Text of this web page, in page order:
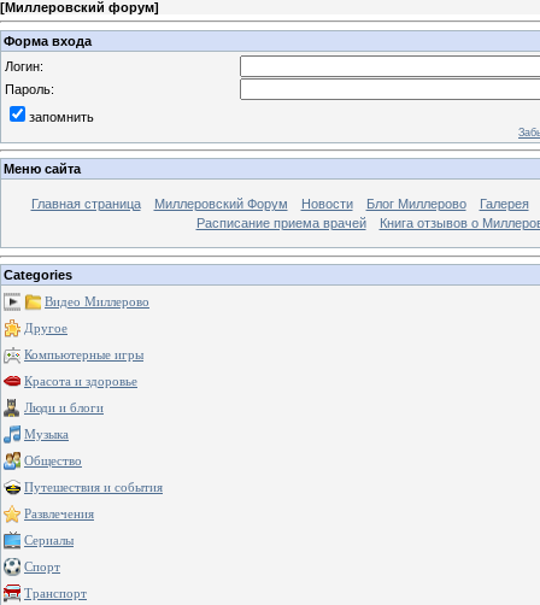
[Миллеровский форум]
Форма входа
Логин:
Пароль:
запомнить
Меню сайта
Главная страница Миллеровский Форум Новости Блог Миллерово
Галерея
Расписание приема врачей
Книга отзывов о
Categories
Видео Миллерово
Другое
Компьютерные игры
Красота и здоровье
Люди и блоги
Музыка
Общество
Путешествия и события
Развлечения
Сериалы
Спорт
Транспорт